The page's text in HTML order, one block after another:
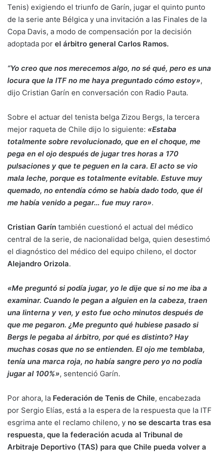
Tenis) exigiendo el triunfo de Garín, jugar el quinto punto
de la serie ante Bélgica y una invitación a las Finales de la
Copa Davis, a modo de compensación por la decisión
adoptada por el árbitro general Carlos Ramos.
“Yo creo que nos merecemos algo, no sé qué, pero es una
locura que la ITF no me haya preguntado cómo estoy»,
dijo Cristian Garín en conversación con Radio Pauta.
Sobre el actuar del tenista belga Zizou Bergs, la tercera
mejor raqueta de Chile dijo lo siguiente: «Estaba
totalmente sobre revolucionado, que en el choque, me
pega en el ojo después de jugar tres horas a 170
pulsaciones y que te peguen en la cara. El acto se vio
mala leche, porque es totalmente evitable. Estuve muy
quemado, no entendía cómo se había dado todo, que él
me había venido a pegar… fue muy raro».
Cristian Garín también cuestionó el actual del médico
central de la serie, de nacionalidad belga, quien desestimó
el diagnóstico del médico del equipo chileno, el doctor
Alejandro Orizola.
«Me preguntó si podía jugar, yo le dije que si no me iba a
examinar. Cuando le pegan a alguien en la cabeza, traen
una linterna y ven, y esto fue ocho minutos después de
que me pegaron. ¿Me pregunto qué hubiese pasado si
Bergs le pegaba al árbitro, por qué es distinto? Hay
muchas cosas que no se entienden. El ojo me temblaba,
tenía una marca roja, no había sangre pero yo no podía
jugar al 100%», sentenció Garín.
Por ahora, la Federación de Tenis de Chile, encabezada
por Sergio Elías, está a la espera de la respuesta que la ITF
esgrima ante el reclamo chileno, y no se descarta tras esa
respuesta, que la federación acuda al Tribunal de
Arbitraje Deportivo (TAS) para que Chile pueda volver a